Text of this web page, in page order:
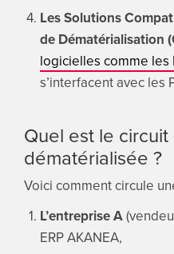
Les Solutions
de Dématérialisation
logicielles comme les
s’interfacent avec les
Quel est le circuit
dématérialisée ?
Voici comment circule
L’entreprise A
ERP AKANEA,